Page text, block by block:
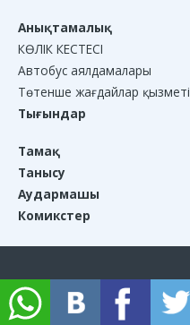
Анықтамалық
КӨЛІК КЕСТЕСІ
Автобус аялдамалары
Төтенше жағдайлар қызметі
Тығындар
Тамақ
Танысу
Аудармашы
Комикстер